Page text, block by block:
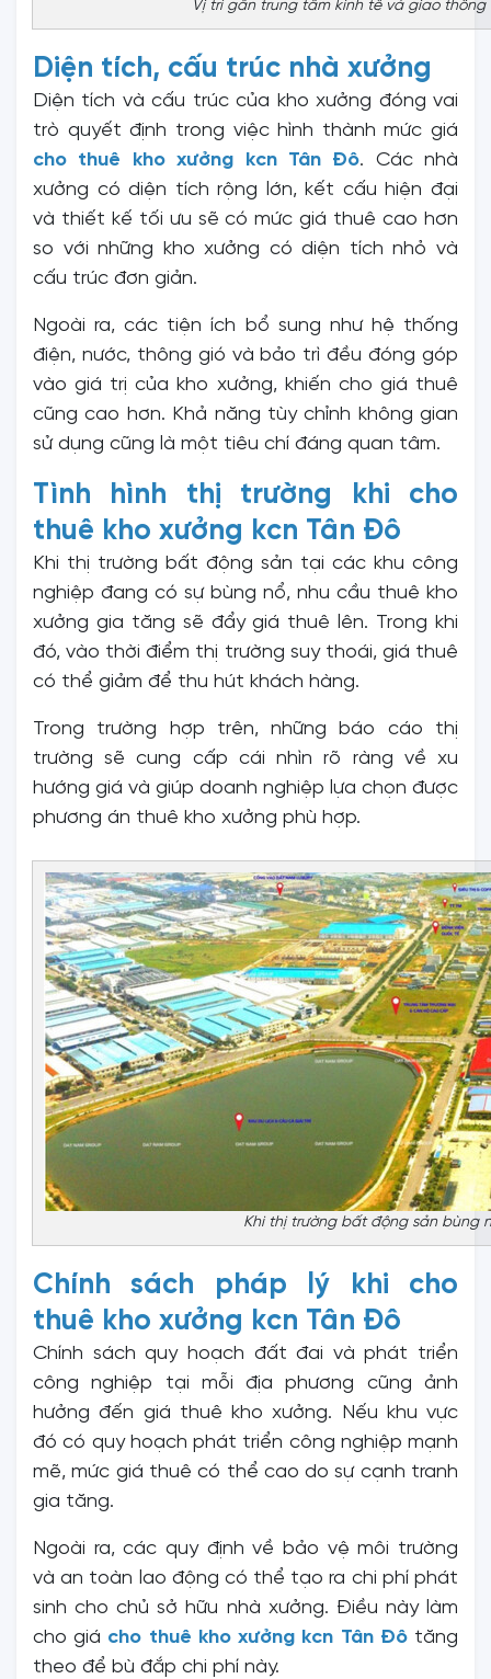
Vị trí gần trung tâm kinh tế và giao
Diện tích, cấu trúc nhà xưởng
Diện tích và cấu trúc của kho xưởng đóng vai
trò quyết định trong việc hình thành mức giá
cho thuê kho xưởng kcn Tân Đô. Các nhà
xưởng có diện tích rộng lớn, kết cấu hiện đại
và thiết kế tối ưu sẽ có mức giá thuê cao hơn
so với những kho xưởng có diện tích nhỏ và
cấu trúc đơn giản.
Ngoài ra, các tiện ích bổ sung như hệ thống
điện, nước, thông gió và bảo trì đều đóng góp
vào giá trị của kho xưởng, khiến cho giá thuê
cũng cao hơn. Khả năng tùy chỉnh không gian
sử dụng cũng là một tiêu chí đáng quan tâm.
Tình hình thị trường khi cho
thuê kho xưởng kcn Tân Đô
Khi thị trường bất động sản tại các khu công
nghiệp đang có sự bùng nổ, nhu cầu thuê kho
xưởng gia tăng sẽ đẩy giá thuê lên. Trong khi
đó, vào thời điểm thị trường suy thoái, giá thuê
có thể giảm để thu hút khách hàng.
Trong trường hợp trên, những báo cáo thị
trường sẽ cung cấp cái nhìn rõ ràng về xu
hướng giá và giúp doanh nghiệp lựa chọn được
phương án thuê kho xưởng phù hợp.
Khi thị trường bất động sản bùng
Chính sách pháp lý khi cho
thuê kho xưởng kcn Tân Đô
Chính sách quy hoạch đất đai và phát triển
công nghiệp tại mỗi địa phương cũng ảnh
hưởng đến giá thuê kho xưởng. Nếu khu vực
đó có quy hoạch phát triển công nghiệp mạnh
mẽ, mức giá thuê có thể cao do sự cạnh tranh
gia tăng.
Ngoài ra, các quy định về bảo vệ môi trường
và an toàn lao động có thể tạo ra chi phí phát
sinh cho chủ sở hữu nhà xưởng. Điều này làm
cho giá cho thuê kho xưởng kcn Tân Đô tăng
theo để bù đắp chi phí này.